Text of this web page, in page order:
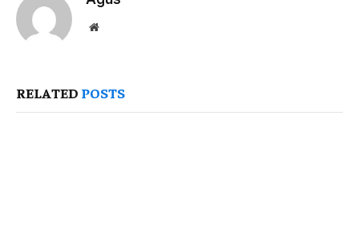
Website
RELATED POSTS